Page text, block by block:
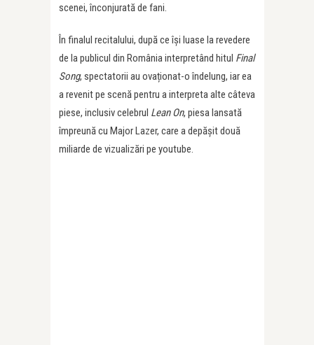
scenei, înconjurată de fani.
În finalul recitalului, după ce își luase la revedere
de la publicul din România interpretând hitul Final
Song, spectatorii au ovaționat-o îndelung, iar ea
a revenit pe scenă pentru a interpreta alte câteva
piese, inclusiv celebrul Lean On, piesa lansată
împreună cu Major Lazer, care a depășit două
miliarde de vizualizări pe youtube.